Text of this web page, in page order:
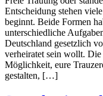
Entscheidung stehen
beginnt. Beide Formen
unterschiedliche
Deutschland gesetzlich
verheiratet sein wollt.
Möglichkeit, eure
gestalten, […]